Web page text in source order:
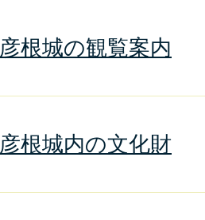
彦根城の観覧案内
彦根城内の文化財